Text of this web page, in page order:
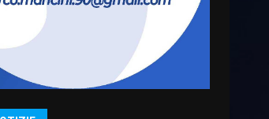
6 Agosto 2026 06:15
“I Contestatori: Musica di
Rivoluzione”: nuovo
appuntamento con “Fasano in